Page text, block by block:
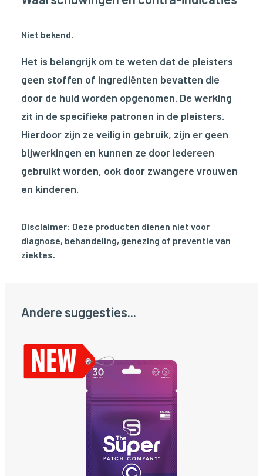
Niet bekend.
Het is belangrijk om te weten dat de pleisters
geen stoffen of ingrediënten bevatten die
door de huid worden opgenomen. De werking
zit in de specifieke patronen in de pleisters.
Hierdoor zijn ze veilig in gebruik, zijn er geen
bijwerkingen en kunnen ze door iedereen
gebruikt worden, ook door zwangere vrouwen
en kinderen.
Disclaimer: Deze producten dienen niet voor
diagnose, behandeling, genezing of preventie van
ziektes.
Andere suggesties...